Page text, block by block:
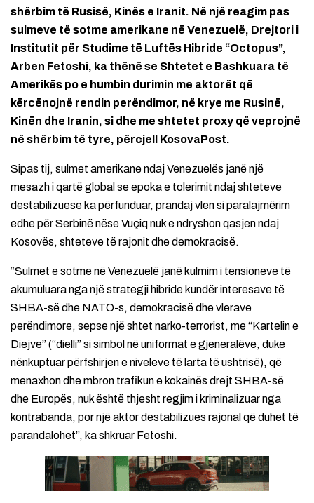
shërbim të Rusisë, Kinës e Iranit. Në një reagim pas
sulmeve të sotme amerikane në Venezuelë, Drejtori i
Institutit për Studime të Luftës Hibride “Octopus”,
Arben Fetoshi, ka thënë se Shtetet e Bashkuara të
Amerikës po e humbin durimin me aktorët që
kërcënojnë rendin perëndimor, në krye me Rusinë,
Kinën dhe Iranin, si dhe me shtetet proxy që veprojnë
në shërbim të tyre, përcjell KosovaPost.
Sipas tij, sulmet amerikane ndaj Venezuelës janë një
mesazh i qartë global se epoka e tolerimit ndaj shteteve
destabilizuese ka përfunduar, prandaj vlen si paralajmërim
edhe për Serbinë nëse Vuçiq nuk e ndryshon qasjen ndaj
Kosovës, shteteve të rajonit dhe demokracisë.
“Sulmet e sotme në Venezuelë janë kulmim i tensioneve të
akumuluara nga një strategji hibride kundër interesave të
SHBA-së dhe NATO-s, demokracisë dhe vlerave
perëndimore, sepse një shtet narko-terrorist, me “Kartelin e
Diejve” (“dielli” si simbol në uniformat e gjeneralëve, duke
nënkuptuar përfshirjen e niveleve të larta të ushtrisë), që
menaxhon dhe mbron trafikun e kokainës drejt SHBA-së
dhe Europës, nuk është thjesht regjim i kriminalizuar nga
kontrabanda, por një aktor destabilizues rajonal që duhet të
parandalohet”, ka shkruar Fetoshi.